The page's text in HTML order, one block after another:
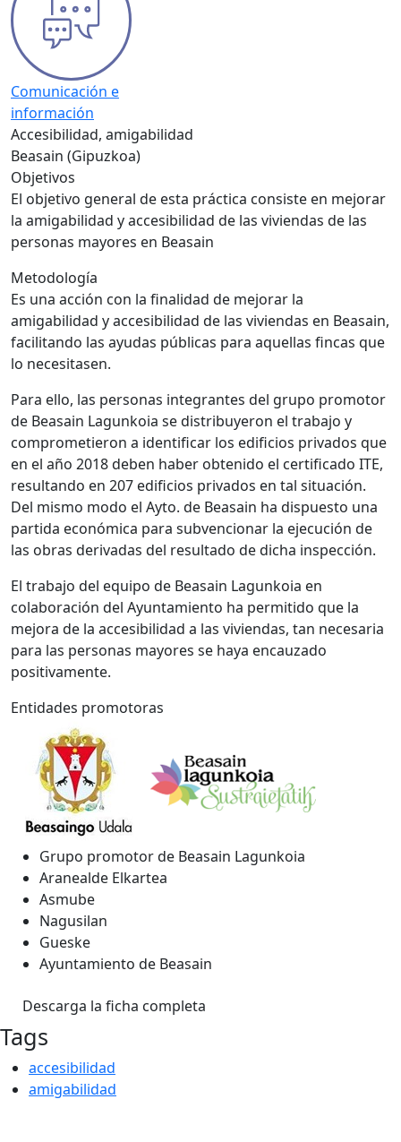
Comunicación e
información
Accesibilidad, amigabilidad
Beasain (Gipuzkoa)
Objetivos
El objetivo general de esta práctica consiste en mejorar
la amigabilidad y accesibilidad de las viviendas de las
personas mayores en Beasain
Metodología
Es una acción con la finalidad de mejorar la
amigabilidad y accesibilidad de las viviendas en Beasain,
facilitando las ayudas públicas para aquellas fincas que
lo necesitasen.
Para ello, las personas integrantes del grupo promotor
de Beasain Lagunkoia se distribuyeron el trabajo y
comprometieron a identificar los edificios privados que
en el año 2018 deben haber obtenido el certificado ITE,
resultando en 207 edificios privados en tal situación.
Del mismo modo el Ayto. de Beasain ha dispuesto una
partida económica para subvencionar la ejecución de
las obras derivadas del resultado de dicha inspección.
El trabajo del equipo de Beasain Lagunkoia en
colaboración del Ayuntamiento ha permitido que la
mejora de la accesibilidad a las viviendas, tan necesaria
para las personas mayores se haya encauzado
positivamente.
Entidades promotoras
Grupo promotor de Beasain Lagunkoia
Aranealde Elkartea
Asmube
Nagusilan
Gueske
Ayuntamiento de Beasain
Descarga la ficha completa
Tags
accesibilidad
amigabilidad